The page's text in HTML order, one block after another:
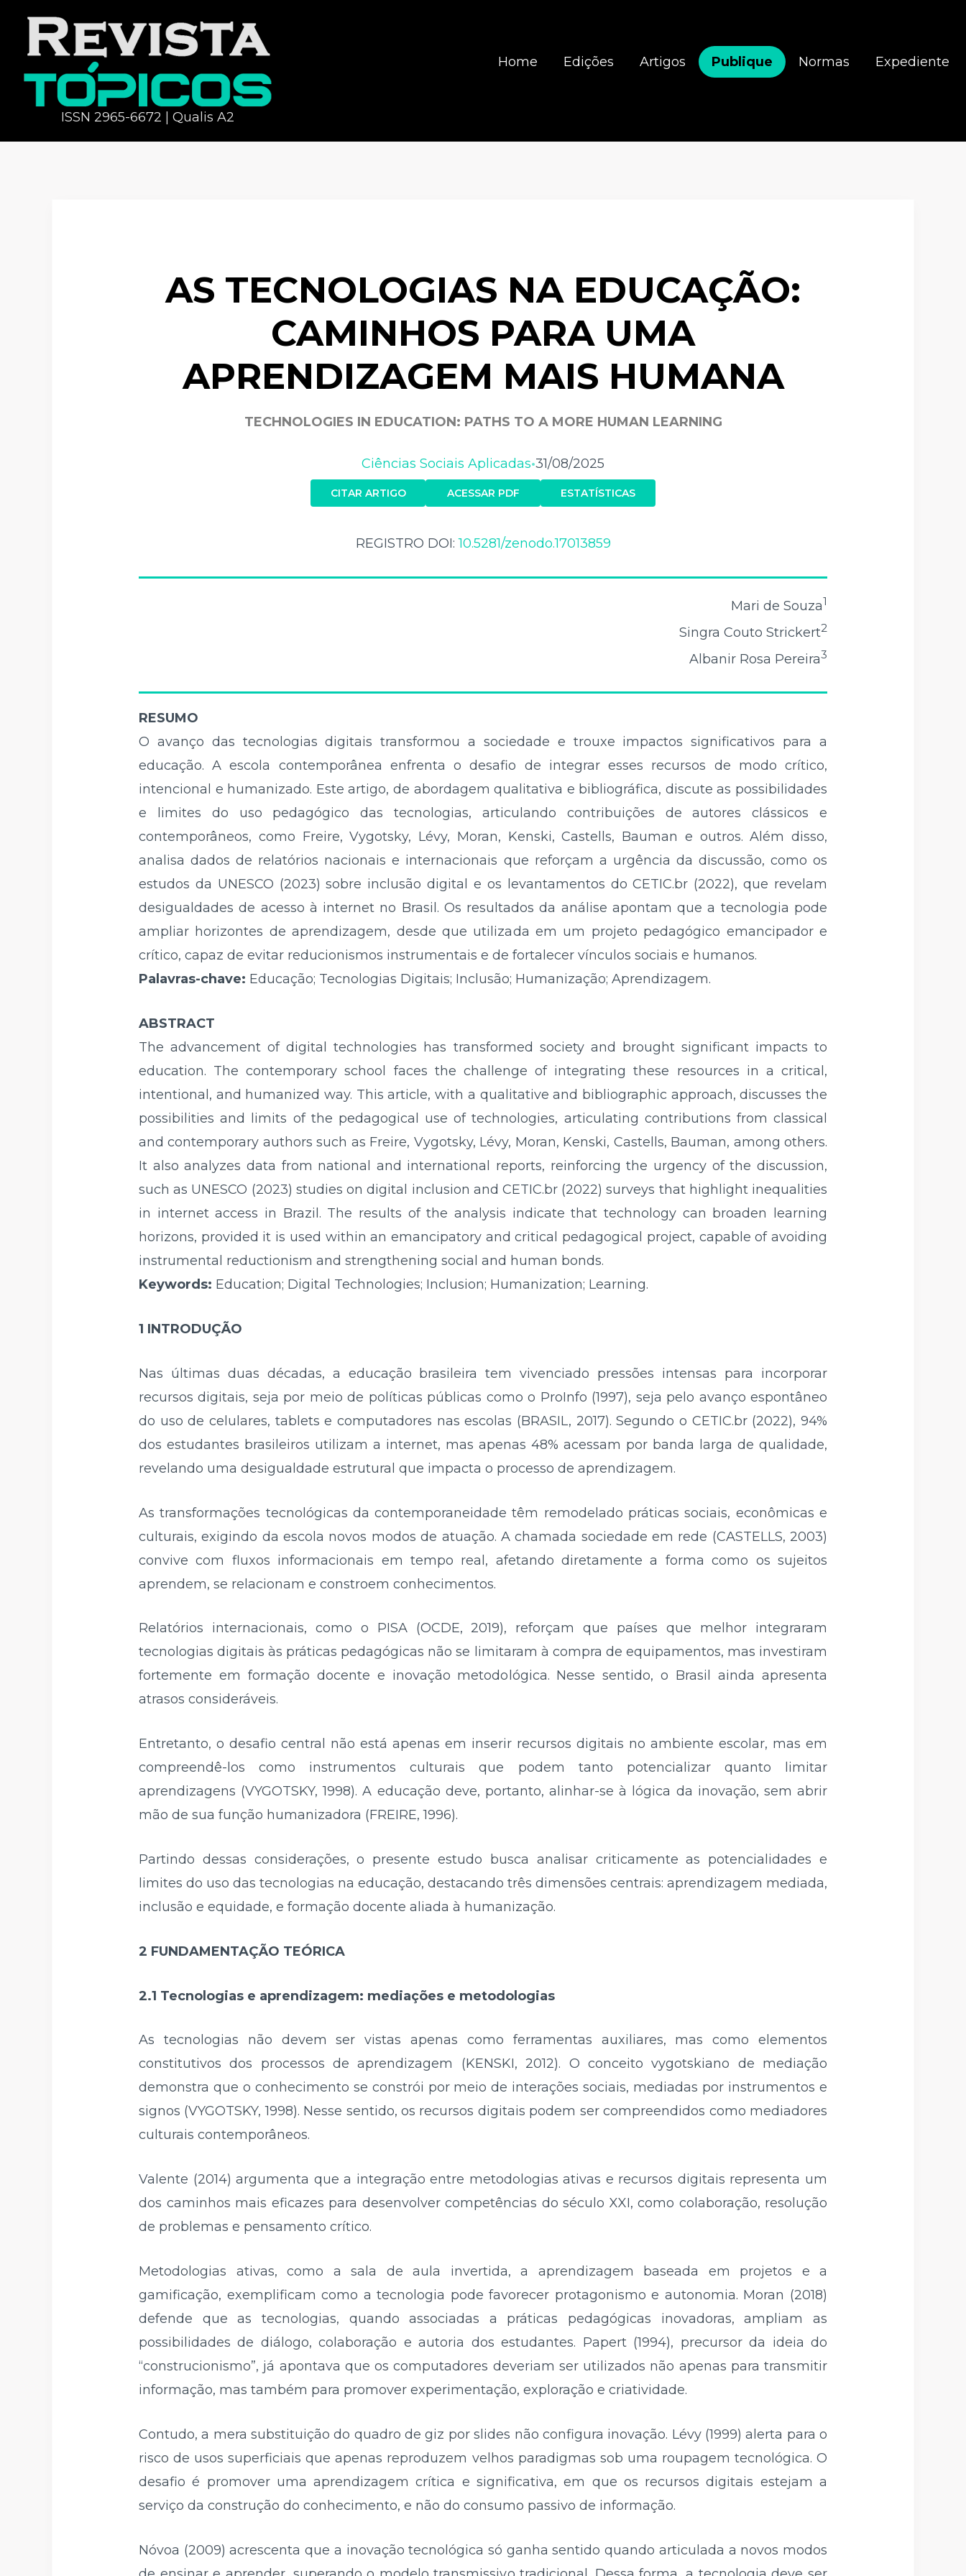
ISSN 2965-6672 | Qualis A2
Home Edições Artigos Publique Normas Expediente
AS TECNOLOGIAS NA EDUCAÇÃO:
CAMINHOS PARA UMA
APRENDIZAGEM MAIS HUMANA
TECHNOLOGIES IN EDUCATION: PATHS TO A MORE HUMAN LEARNING
Ciências Sociais Aplicadas•31/08/2025
CITAR ARTIGO ACESSAR PDF ESTATÍSTICAS
REGISTRO DOI:10.5281/zenodo.17013859
Mari de Souza1
Singra Couto Strickert2
Albanir Rosa Pereira3
RESUMO
O avanço das tecnologias digitais transformou a sociedade e trouxe impactos significativos para a
educação. A escola contemporânea enfrenta o desafio de integrar esses recursos de modo crítico,
intencional e humanizado. Este artigo, de abordagem qualitativa e bibliográfica, discute as possibilidades
e limites do uso pedagógico das tecnologias, articulando contribuições de autores clássicos e
contemporâneos, como Freire, Vygotsky, Lévy, Moran, Kenski, Castells, Bauman e outros. Além disso,
analisa dados de relatórios nacionais e internacionais que reforçam a urgência da discussão, como os
estudos da UNESCO (2023) sobre inclusão digital e os levantamentos do CETIC.br (2022), que revelam
desigualdades de acesso à internet no Brasil. Os resultados da análise apontam que a tecnologia pode
ampliar horizontes de aprendizagem, desde que utilizada em um projeto pedagógico emancipador e
crítico, capaz de evitar reducionismos instrumentais e de fortalecer vínculos sociais e humanos.
Palavras-chave: Educação; Tecnologias Digitais; Inclusão; Humanização; Aprendizagem.
ABSTRACT
The advancement of digital technologies has transformed society and brought significant impacts to
education. The contemporary school faces the challenge of integrating these resources in a critical,
intentional, and humanized way. This article, with a qualitative and bibliographic approach, discusses the
possibilities and limits of the pedagogical use of technologies, articulating contributions from classical
and contemporary authors such as Freire, Vygotsky, Lévy, Moran, Kenski, Castells, Bauman, among others.
It also analyzes data from national and international reports, reinforcing the urgency of the discussion,
such as UNESCO (2023) studies on digital inclusion and CETIC.br (2022) surveys that highlight inequalities
in internet access in Brazil. The results of the analysis indicate that technology can broaden learning
horizons, provided it is used within an emancipatory and critical pedagogical project, capable of avoiding
instrumental reductionism and strengthening social and human bonds.
Keywords: Education; Digital Technologies; Inclusion; Humanization; Learning.
1 INTRODUÇÃO
Nas últimas duas décadas, a educação brasileira tem vivenciado pressões intensas para incorporar
recursos digitais, seja por meio de políticas públicas como o ProInfo (1997), seja pelo avanço espontâneo
do uso de celulares, tablets e computadores nas escolas (BRASIL, 2017). Segundo o CETIC.br (2022), 94%
dos estudantes brasileiros utilizam a internet, mas apenas 48% acessam por banda larga de qualidade,
revelando uma desigualdade estrutural que impacta o processo de aprendizagem.
As transformações tecnológicas da contemporaneidade têm remodelado práticas sociais, econômicas e
culturais, exigindo da escola novos modos de atuação. A chamada sociedade em rede (CASTELLS, 2003)
convive com fluxos informacionais em tempo real, afetando diretamente a forma como os sujeitos
aprendem, se relacionam e constroem conhecimentos.
Relatórios internacionais, como o PISA (OCDE, 2019), reforçam que países que melhor integraram
tecnologias digitais às práticas pedagógicas não se limitaram à compra de equipamentos, mas investiram
fortemente em formação docente e inovação metodológica. Nesse sentido, o Brasil ainda apresenta
atrasos consideráveis.
Entretanto, o desafio central não está apenas em inserir recursos digitais no ambiente escolar, mas em
compreendê-los como instrumentos culturais que podem tanto potencializar quanto limitar
aprendizagens (VYGOTSKY, 1998). A educação deve, portanto, alinhar-se à lógica da inovação, sem abrir
mão de sua função humanizadora (FREIRE, 1996).
Partindo dessas considerações, o presente estudo busca analisar criticamente as potencialidades e
limites do uso das tecnologias na educação, destacando três dimensões centrais: aprendizagem mediada,
inclusão e equidade, e formação docente aliada à humanização.
2 FUNDAMENTAÇÃO TEÓRICA
2.1 Tecnologias e aprendizagem: mediações e metodologias
As tecnologias não devem ser vistas apenas como ferramentas auxiliares, mas como elementos
constitutivos dos processos de aprendizagem (KENSKI, 2012). O conceito vygotskiano de mediação
demonstra que o conhecimento se constrói por meio de interações sociais, mediadas por instrumentos e
signos (VYGOTSKY, 1998). Nesse sentido, os recursos digitais podem ser compreendidos como mediadores
culturais contemporâneos.
Valente (2014) argumenta que a integração entre metodologias ativas e recursos digitais representa um
dos caminhos mais eficazes para desenvolver competências do século XXI, como colaboração, resolução
de problemas e pensamento crítico.
Metodologias ativas, como a sala de aula invertida, a aprendizagem baseada em projetos e a
gamificação, exemplificam como a tecnologia pode favorecer protagonismo e autonomia. Moran (2018)
defende que as tecnologias, quando associadas a práticas pedagógicas inovadoras, ampliam as
possibilidades de diálogo, colaboração e autoria dos estudantes. Papert (1994), precursor da ideia do
“construcionismo”, já apontava que os computadores deveriam ser utilizados não apenas para transmitir
informação, mas também para promover experimentação, exploração e criatividade.
Contudo, a mera substituição do quadro de giz por slides não configura inovação. Lévy (1999) alerta para o
risco de usos superficiais que apenas reproduzem velhos paradigmas sob uma roupagem tecnológica. O
desafio é promover uma aprendizagem crítica e significativa, em que os recursos digitais estejam a
serviço da construção do conhecimento, e não do consumo passivo de informação.
Nóvoa (2009) acrescenta que a inovação tecnológica só ganha sentido quando articulada a novos modos